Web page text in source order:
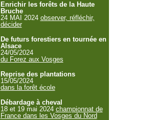
Enrichir les forêts de la Haute
Bruche
24 MAI 2024 observer, réfléchir,
décider
De futurs forestiers en tournée en
Alsace
24/05/2024
du Forez aux Vosges
Reprise des plantations
15/05/2024
dans la forêt école
Débardage à cheval
18 et 19 mai 2024 championnat de
France dans les Vosges du Nord